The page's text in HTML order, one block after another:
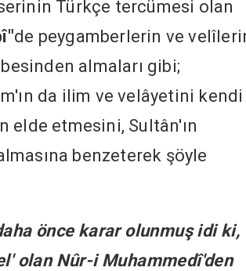
Türkçe tercümesi olan
de peygamberlerin ve
almaları gibi;
da ilim ve velâyetini kendi
elde etmesini, Sultân'ın
benzeterek şöyle
önce karar olunmuş idi ki,
olan Nûr-i Muhammedî'den